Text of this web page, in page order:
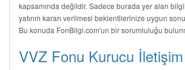
kapsamında değildir. Sadece burada yer alan
yatırım kararı verilmesi beklentilerinize uygun
Bu konuda FonBilgi.com'un bir sorumluluğu
VVZ Fonu Kurucu